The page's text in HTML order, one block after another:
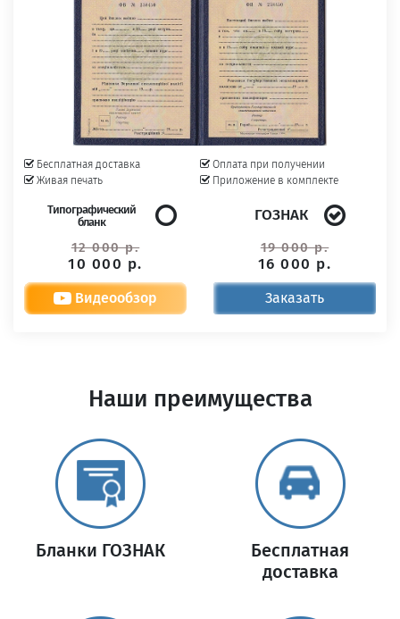
Бесплатная доставка
Живая печать
Оплата при получении
Приложение в комплекте
Типографический
бланк
12 000 р.
10 000 р.
ГОЗНАК
19 000 р.
16 000 р.
Видеообзор Заказать
Наши преимущества
Бланки ГОЗНАК
Бесплатная
доставка